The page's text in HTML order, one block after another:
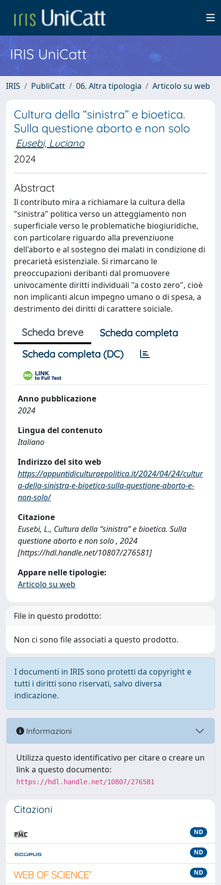
IRIS UniCatt
IRIS PubliCatt 06. Altra tipologia Articolo su web
Cultura della “sinistra” e bioetica.
Sulla questione aborto e non solo
Eusebi, Luciano
2024
Abstract
Il contributo mira a richiamare la cultura della
"sinistra" politica verso un atteggiamento non
superficiale verso le problematiche biogiuridiche,
con particolare riguardo alla prevenziuone
dell'aborto e al sostegno dei malati in condizione di
precarietà esistenziale. Si rimarcano le
preoccupazioni deribanti dal promuovere
univocamente diritti individuali "a costo zero", cioè
non implicanti alcun impegno umano o di spesa, a
destrimento dei diritti di carattere soiciale.
Scheda breve
Scheda completa
Scheda completa (DC)
Anno pubblicazione
2024
Lingua del contenuto
Italiano
Indirizzo del sito web
https://appuntidiculturaepolitica.it/2024/04/24/cultur
a-della-sinistra-e-bioetica-sulla-questione-aborto-e-
non-solo/
Citazione
Eusebi, L., Cultura della “sinistra” e bioetica. Sulla
questione aborto e non solo , 2024
[https://hdl.handle.net/10807/276581]
Appare nelle tipologie:
Articolo su web
File in questo prodotto:
Non ci sono file associati a questo prodotto.
I documenti in IRIS sono protetti da copyright e
tutti i diritti sono riservati, salvo diversa
indicazione.
Informazioni
Utilizza questo identificativo per citare o creare un
link a questo documento:
https://hdl.handle.net/10807/276581
Citazioni
ND
ND
ND